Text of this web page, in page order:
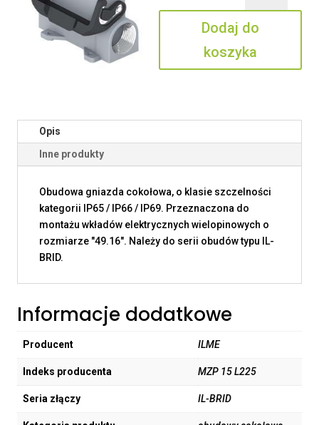
15
L225
Dodaj do
koszyka
Opis
Inne produkty
Obudowa gniazda cokołowa, o klasie szczelności
kategorii IP65 / IP66 / IP69. Przeznaczona do
montażu wkładów elektrycznych wielopinowych o
rozmiarze "49.16". Należy do serii obudów typu IL-
BRID.
Informacje dodatkowe
Producent ILME
Indeks producenta MZP 15 L225
Seria złączy IL-BRID